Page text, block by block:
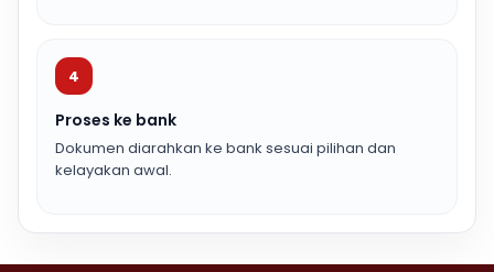
4
Proses ke bank
Dokumen diarahkan ke bank sesuai pilihan dan
kelayakan awal.